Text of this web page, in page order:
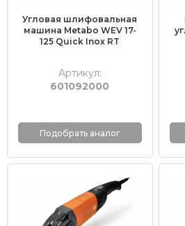
Угловая шлифовальная
машина Metabo WEV 17-
125 Quick Inox RT
Артикул:
601092000
Подобрать аналог